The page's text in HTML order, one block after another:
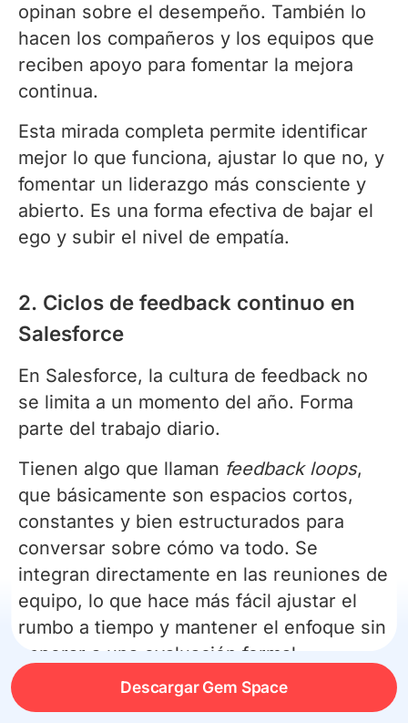
Descargar Gem Space
opinan sobre el desempeño. También lo
hacen los compañeros y los equipos que
reciben apoyo para fomentar la mejora
continua.
Esta mirada completa permite identificar
mejor lo que funciona, ajustar lo que no, y
fomentar un liderazgo más consciente y
abierto. Es una forma efectiva de bajar el
ego y subir el nivel de empatía.
2. Ciclos de feedback continuo en
Salesforce
En Salesforce, la cultura de feedback no
se limita a un momento del año. Forma
parte del trabajo diario.
Tienen algo que llaman feedback loops,
que básicamente son espacios cortos,
constantes y bien estructurados para
conversar sobre cómo va todo. Se
integran directamente en las reuniones de
equipo, lo que hace más fácil ajustar el
rumbo a tiempo y mantener el enfoque sin
esperar a una evaluación formal.